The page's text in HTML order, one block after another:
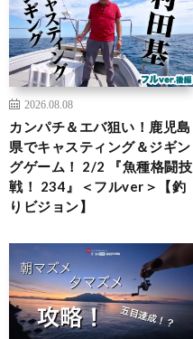
2026.08.08
カンパチ＆エバ狙い！鹿児島
県でキャスティング＆ジギン
グゲーム！ 2/2 『魚種格闘技
戦！ 234』＜フルver＞【釣
りビジョン】